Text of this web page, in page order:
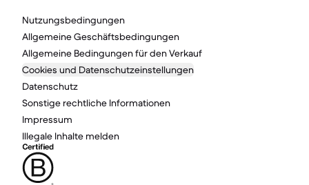
Nutzungsbedingungen
Allgemeine Geschäftsbedingungen
Allgemeine Bedingungen für den Verkauf
Cookies und Datenschutzeinstellungen
Datenschutz
Sonstige rechtliche Informationen
Impressum
Illegale Inhalte melden